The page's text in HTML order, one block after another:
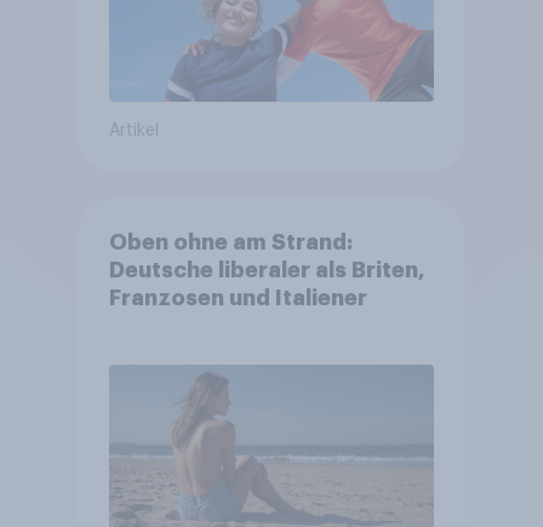
Artikel
Oben ohne am Strand:
Deutsche liberaler als Briten,
Franzosen und Italiener